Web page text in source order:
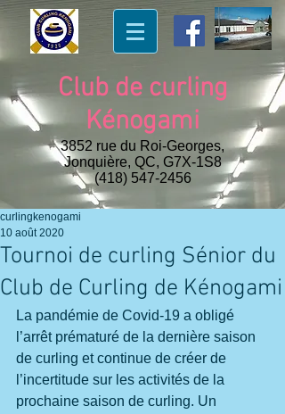
Club de curling
Kénogami
3852 rue du Roi-Georges,
Jonquière, QC, G7X-1S8
(418) 547-2456
Tournoi de curling Sénior du
Club de Curling de Kénogami
curlingkenogami
10 août 2020
La pandémie de Covid-19 a obligé
l’arrêt prématuré de la dernière saison
de curling et continue de créer de
l’incertitude sur les activités de la
prochaine saison de curling. Un